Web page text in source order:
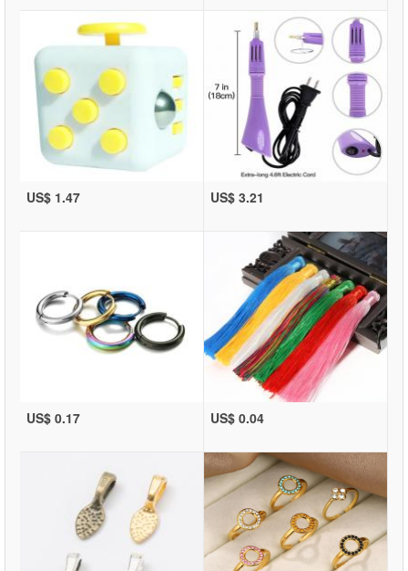
US$ 1.47 US$ 3.21
US$ 0.17 US$ 0.04